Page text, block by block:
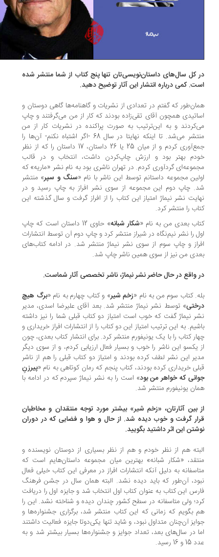
کل سال‌های داستان‌نویسی‌تان تنها پنج کتاب از شما منتشر شده
کمی درباره انتشار این آثار توضیح دهید.
که گفتم در تعدادی از نشریات و گاهنامه‌ها گاهی دوستان و
همچون آقای تقی‌زاده بودند که کار از من می‌گرفتند و چاپ
و به این‌ترتیب به صورت پراکنده در نشریات کار از من
منتشر می‌شد. تا اینکه نهایتا در سال 68 -اگر اشتباه نکنم- آن‌ها را
جمع‌آوری کردم و از میان 25 یا 26 داستان، 17 داستان را که از نظر
بهتر بود و ارزش چاپ‌کردن داشت، انتخاب و در قالب
گردآوری کردم. در تهران ناشری بود به نام نشر «ماریه» که
مجموعه داستانم توسط این ناشر با نام «سنگ و سپر » منتشر
چاپ دوم این مجموعه از سوی نشر افراز به چاپ رسید و در
نشر نیماژ امتیاز این کتاب را از افراز گرفت و سال گذشته این
را منتشر کرد.
بعدی من به نام «شکار شبانه
» حاوی 12 داستان است که چاپ
را نشر نیم‌نگاه در شیراز منتشر کرد و چاپ دوم آن توسط انتشارات
و چاپ سوم از سوی نشر نیماژ منتشر شد. در ادامه کتاب‌های
من نیز از سوی همین ناشر چاپ شد.
واقع در حال حاضر نشر نیماژ، ناشر تخصصی آثار شماست.
کتاب سوم من به نام «زخم شیر» و کتاب چهارم به نام «برگ هیچ
» توسط نشر نیماژ منتشر شد. بعد آقای علیرضا اسدی، مدیر
نیماژ گفت که خوب است امتیاز دو کتاب قبلی شما را نیز داشته
به این ترتیب امتیاز این دو کتاب را از انتشارات افراز خریداری و
کتاب را با یک یونیفورم منتشر کرد. برای انتشار کتاب بعدی، چون
یکسو این ناشر را خوب و بسیار فعال ارزیابی کردم، و از سوی دیگر
این نشر لطف کرده بودند و امتیاز دو کتاب قبلی را هم از ناشر
خریداری کرده بودند، کتاب پنجم که رمان کوتاهی به نام «پیرزنِ
که خواهر من بود» است را به نشر نیماژ سپردم که در ادامه با
یونیفورم منتشر شد.
بین آثارتان، «زخم شیر» بیشتر مورد توجه منتقدان و مخاطبان
گرفت و خوب دیده شد. از حال و هوا و فضایی که در دوران
این اثر داشتید بگویید.
هم از نظر خودم و هم از نظر بسیاری از دوستان نویسنده و
«شکار شبانه» بهترین میان مجموعه داستان‌هایم است که
به دلیل آنکه انتشارات افراز در معرفی این کتاب خیلی فعال
آن‌طور که باید دیده نشد. البته همان سال در جشن فرهنگ
این کتاب به عنوان کتاب اول انتخاب شد و جایزه اول را دریافت
ولی متاسفانه در سطح کشور چندان دیده و شناخته نشد. این را
بگویم که زمانی که این کتاب منتشر شد، برگزاری جشنواره‌ها و
آن‌چنان متداول نبود، و شاید تنها یکی‌دوتا جایزه فعالیت داشتند
در سال‌های بعد، تعداد جوایز و جشنواره‌ها بسیار بیشتر شد و به